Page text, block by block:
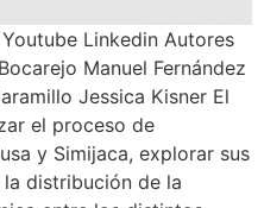
Linkedin Autores
Manuel Fernández
Jessica Kisner El
el proceso de
y Simijaca, explorar sus
distribución de la